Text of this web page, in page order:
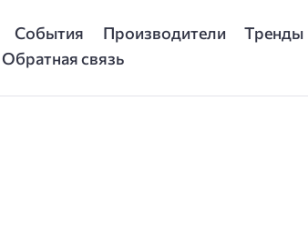
События Производители Тренды
Обратная связь